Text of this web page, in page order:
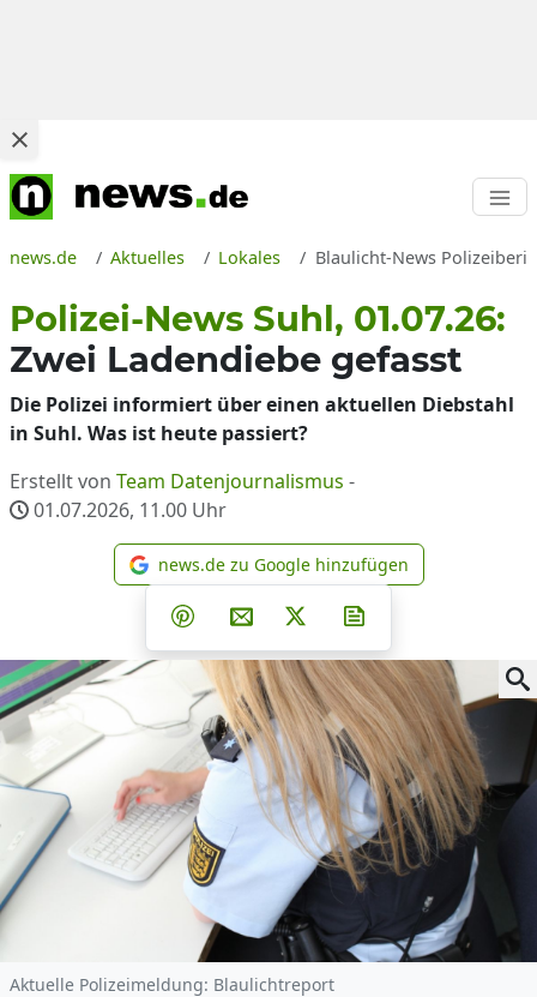
news.de Aktuelles Lokales Blaulicht-News
Polizei-News Suhl, 01.07.26:
Zwei Ladendiebe gefasst
Die Polizei informiert über einen aktuellen Diebstahl
in Suhl. Was ist heute passiert?
Erstellt von Team Datenjournalismus -
01.07.2026, 11.00 Uhr
news.de zu Google
news.de zu Google hinzufügen
Teilen auf Facebook
Teilen auf Whatsapp
Teilen auf Telegram
Teilen auf Pinterest
Per E-Mail teilen
Post auf X
Aktuelle Polizeimeldung: Blaulichtreport